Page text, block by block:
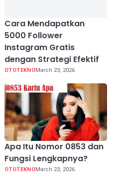
Cara Mendapatkan
5000 Follower
Instagram Gratis
dengan Strategi Efektif
OTOTEKNOMarch 23, 2026
Apa Itu Nomor 0853 dan
Fungsi Lengkapnya?
OTOTEKNOMarch 23, 2026